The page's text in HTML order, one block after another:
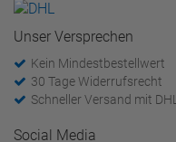
Unser Versprechen
Kein Mindestbestellwert
30 Tage Widerrufsrecht
Schneller Versand mit DHL
Social Media